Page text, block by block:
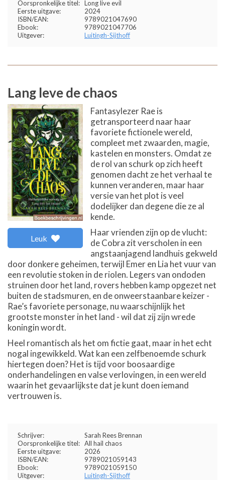
Oorspronkelijke titel: Long live evil
Eerste uitgave:
2024
ISBN/EAN:
9789021047690
Ebook:
9789021047706
Uitgever:
Luitingh-Sijthoff
Lang leve de chaos
Leuk
Fantasylezer Rae is
getransporteerd naar haar
favoriete fictionele wereld,
compleet met zwaarden, magie,
kastelen en monsters. Omdat ze
de rol van schurk op zich heeft
genomen dacht ze het verhaal te
kunnen veranderen, maar haar
versie van het plot is veel
dodelijker dan degene die ze al
kende.
Haar vrienden zijn op de vlucht:
de Cobra zit verscholen in een
angstaanjagend landhuis gekweld
door donkere geheimen, terwijl Emer en Lia het vuur van
een revolutie stoken in de riolen. Legers van ondoden
struinen door het land, rovers hebben kamp opgezet net
buiten de stadsmuren, en de onweerstaanbare keizer -
Rae’s favoriete personage, nu waarschijnlijk het
grootste monster in het land - wil dat zij zijn wrede
koningin wordt.
Heel romantisch als het om fictie gaat, maar in het echt
nogal ingewikkeld. Wat kan een zelfbenoemde schurk
hiertegen doen? Het is tijd voor boosaardige
onderhandelingen en valse verlovingen, in een wereld
waarin het gevaarlijkste dat je kunt doen iemand
vertrouwen is.
Schrijver:
Sarah Rees Brennan
Oorspronkelijke titel: All hail chaos
Eerste uitgave:
2026
ISBN/EAN:
9789021059143
Ebook:
9789021059150
Uitgever:
Luitingh-Sijthoff